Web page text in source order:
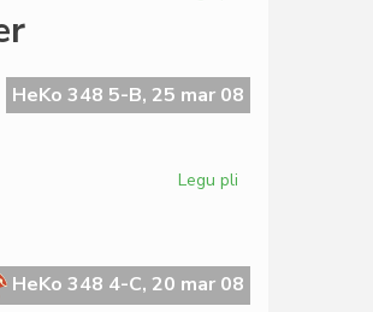
la
bulgara
HeKo 348 5-B, 25 mar 08
Legu pli
Giorgio
Silfer
HeKo 348 4-C, 20 mar 08